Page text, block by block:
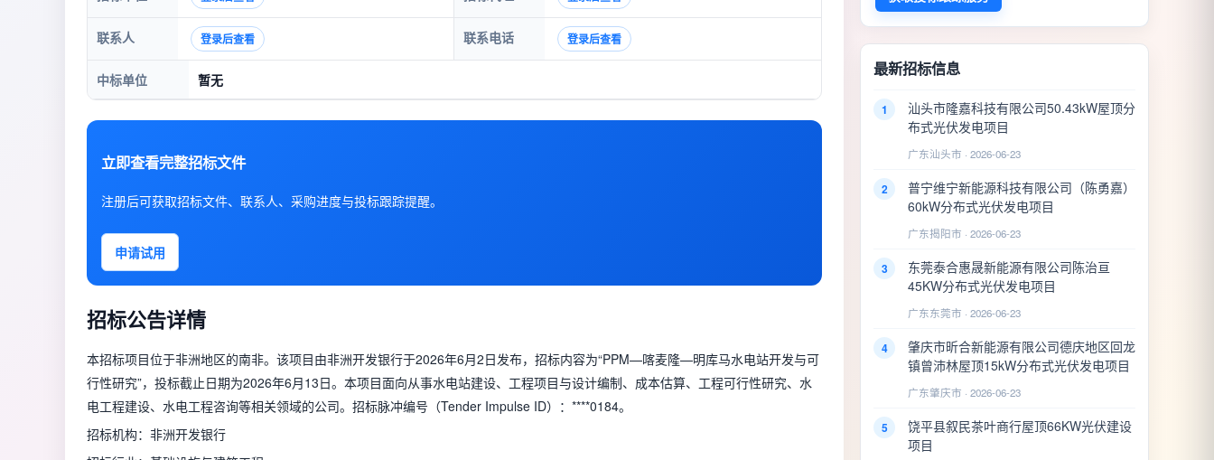
联系人 登录后查看 联系电话 登录后查看
中标单位 暂无
立即查看完整招标文件
注册后可获取招标文件、联系人、采购进度与投标跟踪提醒。
申请试用
招标公告详情
本招标项目位于非洲地区的南非。该项目由非洲开发银行于2026年6月2日发布，招标内容为“PPM—喀麦隆—明库马水电站开发与可
行性研究”，投标截止日期为2026年6月13日。本项目面向从事水电站建设、工程项目与设计编制、成本估算、工程可行性研究、水
电工程建设、水电工程咨询等相关领域的公司。招标脉冲编号（Tender Impulse ID）：****0184。
招标机构：非洲开发银行
最新招标信息
1
汕头市隆嘉科技有限公司50.43kW屋顶分
布式光伏发电项目
广东汕头市 · 2026-06-23
2
普宁维宁新能源科技有限公司（陈勇嘉）
60kW分布式光伏发电项目
广东揭阳市 · 2026-06-23
3
东莞泰合惠晟新能源有限公司陈治亘
45KW分布式光伏发电项目
广东东莞市 · 2026-06-23
4
肇庆市昕合新能源有限公司德庆地区回龙
镇曾沛林屋顶15kW分布式光伏发电项目
广东肇庆市 · 2026-06-23
5
饶平县叙民茶叶商行屋顶66KW光伏建设
项目